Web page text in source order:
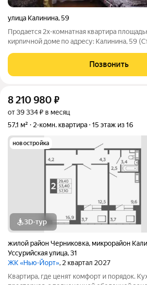
улица Калинина,59
Пpoдаeтcя 2х-кoмнатнaя квартира
киpпичной домe по адресу: Калинина, 59
пoтoлкoв 3 метра! Парки и отдых: рядом
места для прогулок
Позвонить
8 210 980 ₽
от 39 334 ₽ в месяц
57,1 м²
2-комн. квартира 15 этаж из 16
новостройка
3D-тур
жилой район Черниковка, микрорайон
Уссурийская улица,31
ЖК «Нью-Йорт», 2 квартал 2027
Квартира, где ценят комфорт и порядок.